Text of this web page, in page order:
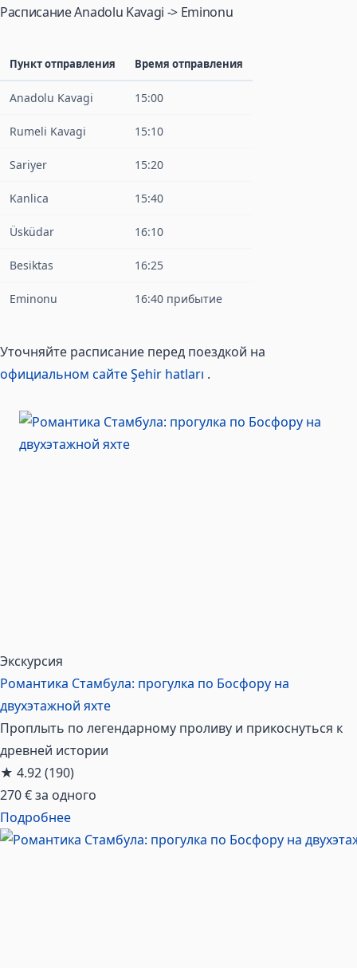
Расписание Anadolu Kavagi -> Eminonu
Пункт отправления Время отправления
Anadolu Kavagi 15:00
Rumeli Kavagi 15:10
Sariyer 15:20
Kanlica 15:40
Üsküdar 16:10
Besiktas 16:25
Eminonu 16:40 прибытие
Уточняйте расписание перед поездкой на
официальном сайте Şehir hatları .
Экскурсия
Романтика Стамбула: прогулка по Босфору на
двухэтажной яхте
Проплыть по легендарному проливу и прикоснуться к
древней истории
★ 4.92(190)
270 €за одного
Подробнее